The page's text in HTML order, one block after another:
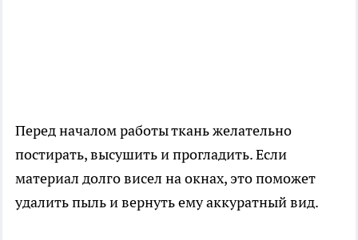
Перед началом работы ткань желательно
постирать, высушить и прогладить. Если
материал долго висел на окнах, это поможет
удалить пыль и вернуть ему аккуратный вид.